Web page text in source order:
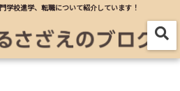
学校進学、転職について紹介しています！